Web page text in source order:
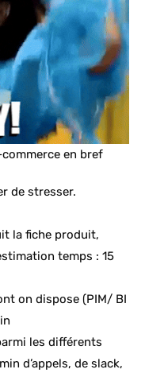
en bref
de stresser.
la fiche produit,
temps : 15
on dispose (PIM/ BI
les différents
d’appels, de slack,